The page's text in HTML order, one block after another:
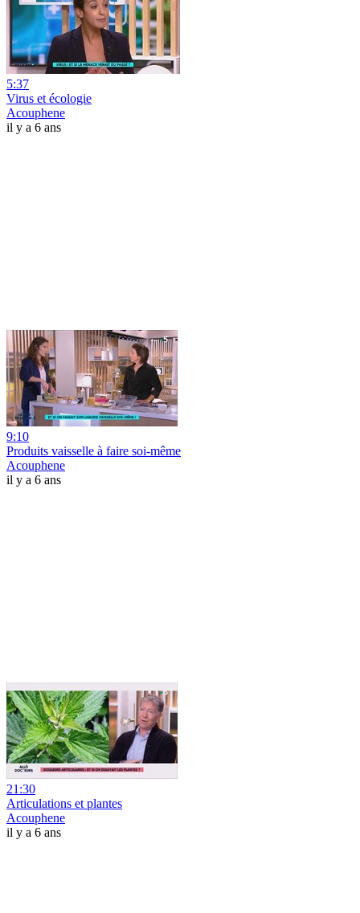
5:37
Virus et écologie
Acouphene
il y a 6 ans
9:10
Produits vaisselle à faire soi-même
Acouphene
il y a 6 ans
21:30
Articulations et plantes
Acouphene
il y a 6 ans